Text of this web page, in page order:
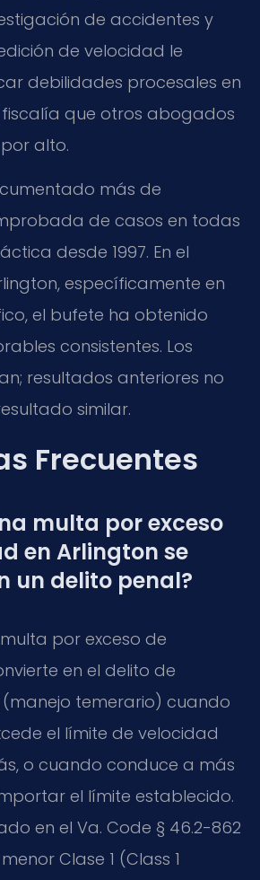
de accidentes y
de velocidad le
debilidades procesales en
que otros abogados
alto.
más de
de casos en todas
desde 1997. En el
específicamente en
el bufete ha obtenido
consistentes. Los
resultados anteriores no
similar.
Frecuentes
multa por exceso
en Arlington se
un delito penal?
por exceso de
en el delito de
(manejo temerario) cuando
el límite de velocidad
o cuando conduce a más
el límite establecido.
en el Va. Code § 46.2-862
Clase 1 (Class 1